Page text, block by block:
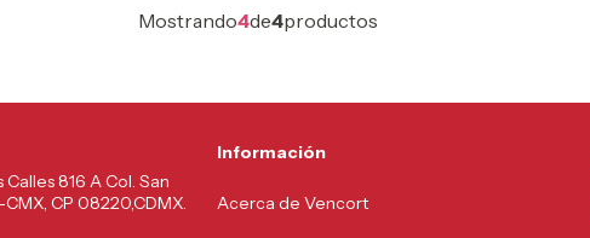
Mostrando4de4productos
Calles 816 A Col. San
CP 08220,CDMX.
Información
Acerca de Vencort